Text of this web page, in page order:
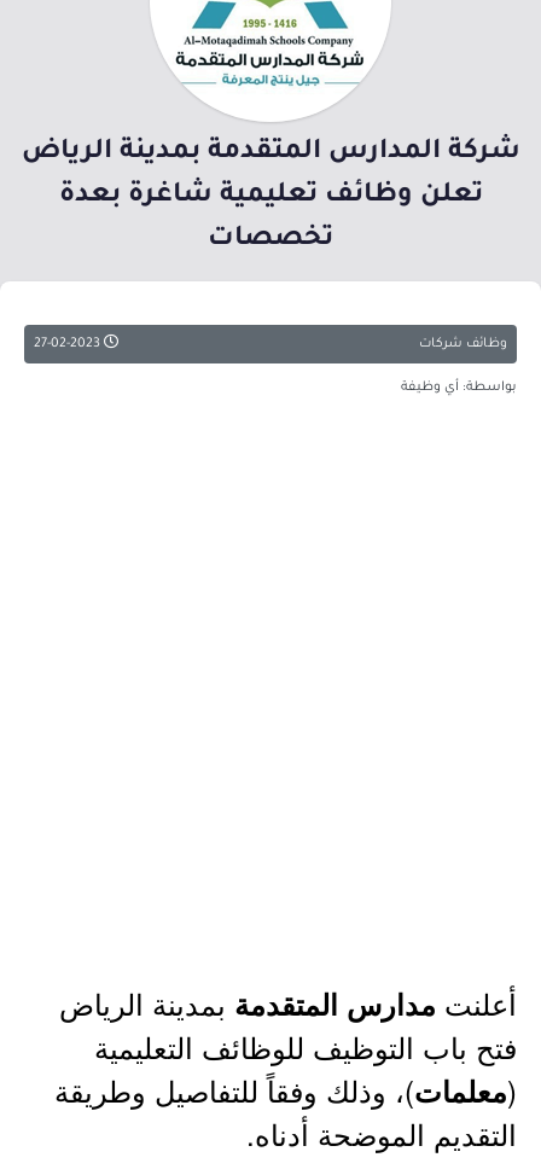
شركة المدارس المتقدمة بمدينة الرياض
تعلن وظائف تعليمية شاغرة بعدة
تخصصات
وظائف شركات
بواسطة: أي وظيفة
أعلنت مدارس المتقدمة بمدينة الرياض
فتح باب التوظيف للوظائف التعليمية
(معلمات)، وذلك وفقاً للتفاصيل وطريقة
التقديم الموضحة أدناه.